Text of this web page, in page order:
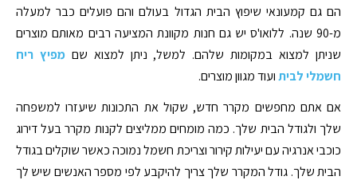
הם גם קמעונאי שיפוץ הבית הגדול בעולם והם פועלים כבר למעלה
מ-90 שנה. ללואו'ס יש גם חנות מקוונת המציעה רבים מאותם מוצרים
שניתן למצוא במקומות שלהם. למשל, ניתן למצוא שםמפיץ ריח
חשמלי לביתועוד מגוון מוצרים.
אם אתם מחפשים מקרר חדש, שקול את התכונות שיעזרו למשפחה
שלך ולגודל הבית שלך. כמה מומחים ממליצים לקנות מקרר בעל דירוג
כוכבי אנרגיה עם יעילות קירור וצריכת חשמל נמוכה כאשר שוקלים בגודל
הבית שלך. גודל המקרר שלך צריך להיקבע לפי מספר האנשים שיש לך